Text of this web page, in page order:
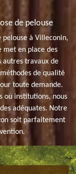
de pelouse
à Villeconin,
met en place des
autres travaux de
de qualité
toute demande.
ou institutions, nous
adéquates. Notre
soit parfaitement